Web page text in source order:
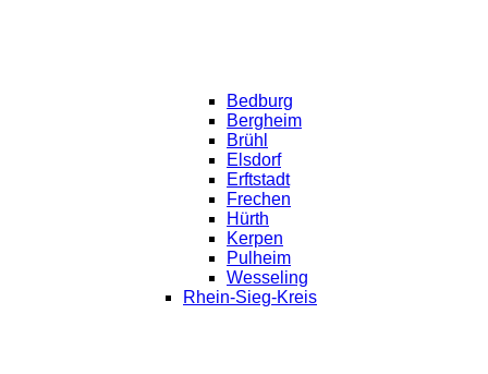
Bedburg
Bergheim
Brühl
Elsdorf
Erftstadt
Frechen
Hürth
Kerpen
Pulheim
Wesseling
Rhein-Sieg-Kreis